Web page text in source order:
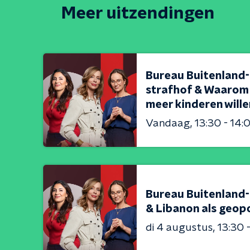
Meer uitzendingen
Bureau
strafhof & Waarom
meer kinderen
Vandaag 13:30 -
Bureau
& Libanon als
di 4 augustus 13:30